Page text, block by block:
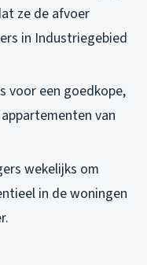
ze de afvoer
in Industriegebied
voor een goedkope,
van
wekelijks om
in de woningen